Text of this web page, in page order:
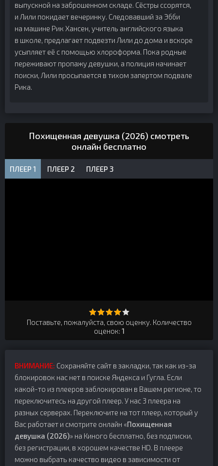
выпускной на заброшенном складе. Сёстры ссорятся,
и Лили покидает вечеринку. Следовавший за Эбби
на машине Рик Хансен, учитель английского языка
в школе, предлагает подвезти Лили до дома и вскоре
усыпляет её с помощью хлороформа. Пока родные
переживают пропажу девушки, а полиция начинает
поиски, Лили просыпается в тихом запертом подвале
Рика.
Похищенная девушка (2026) смотреть
онлайн бесплатно
ПЛЕЕР 1 ПЛЕЕР 2 ПЛЕЕР 3
Поставьте, пожалуйста, свою оценку. Количество
оценок: 1
ВНИМАНИЕ: Сохраняйте сайт в закладки, так как из-за
блокировок нас нет в поиске Яндекса и Гугла. Если
какой-то из плееров заблокирован в Вашем регионе, то
переключитесь на другой плеер. У нас 3 плеера на
разных серверах. Переключите на тот плеер, который у
Вас работает и смотрите онлайн «Похищенная
девушка (2026)» на Киного бесплатно, без подписки,
без регистрации, в хорошем качестве HD. В плеере
можно выбрать качество видео в зависимости от